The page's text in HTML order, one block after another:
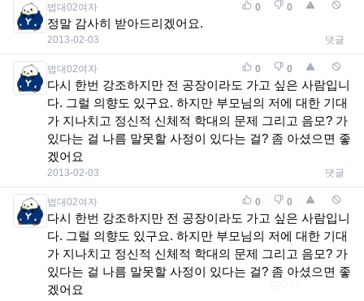
법대02여자 0 0
정말 감사히 받아드리겠어요.
2013-02-03 댓글
법대02여자 0 0
다시 한번 강조하지만 전 공장이라도 가고 싶은 사람입니
다. 그럴 의향도 있구요. 하지만 부모님의 저에 대한 기대
가 지나치고 정신적 신체적 학대의 문제 그리고 음모? 가
있다는 걸 나름 말못할 사정이 있다는 걸? 좀 아셨으면 좋
겠어요
2013-02-03 댓글
법대02여자 0 0
다시 한번 강조하지만 전 공장이라도 가고 싶은 사람입니
다. 그럴 의향도 있구요. 하지만 부모님의 저에 대한 기대
가 지나치고 정신적 신체적 학대의 문제 그리고 음모? 가
있다는 걸 나름 말못할 사정이 있다는 걸? 좀 아셨으면 좋
겠어요